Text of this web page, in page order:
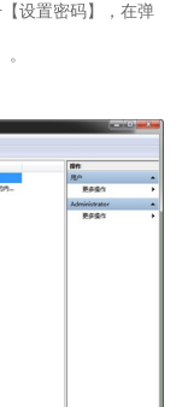
设置密码】，在弹